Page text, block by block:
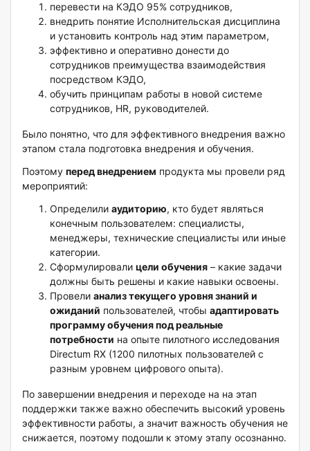
перевести на КЭДО 95% сотрудников,
внедрить понятие Исполнительская дисциплина
и установить контроль над этим параметром,
эффективно и оперативно донести до
сотрудников преимущества взаимодействия
посредством КЭДО,
обучить принципам работы в новой системе
сотрудников, HR, руководителей.
Было понятно, что для эффективного внедрения важно
этапом стала подготовка внедрения и обучения.
Поэтому перед внедрением продукта мы провели ряд
мероприятий:
Определили аудиторию, кто будет являться
конечным пользователем: специалисты,
менеджеры, технические специалисты или иные
категории.
Сформулировали цели обучения – какие задачи
должны быть решены и какие навыки освоены.
Провели анализ текущего уровня знаний и
ожиданий пользователей, чтобы адаптировать
программу обучения под реальные
потребности на опыте пилотного исследования
Directum RX (1200 пилотных пользователей с
разным уровнем цифрового опыта).
По завершении внедрения и переходе на на этап
поддержки также важно обеспечить высокий уровень
эффективности работы, а значит важность обучения не
снижается, поэтому подошли к этому этапу осознанно.